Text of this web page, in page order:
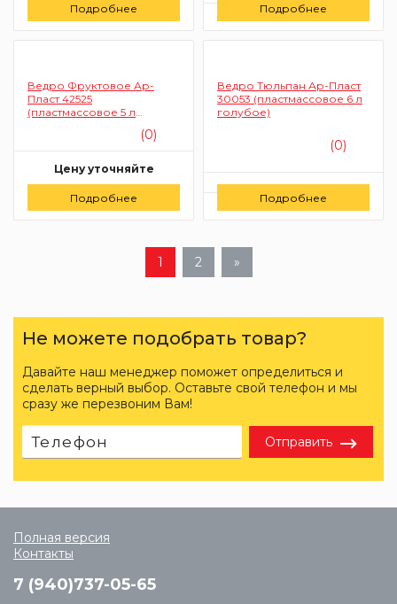
Заказать
Подробнее
Заказать
Подробнее
Ведро Фруктовое Ар-
Пласт 42525
(пластмассовое 5 л
(0)
Цену уточняйте
Заказать
Подробнее
Ведро Тюльпан Ар-Пласт
30053 (пластмассовое 6 л
голубое)
(0)
Заказать
Подробнее
1 2 »
Не можете подобрать товар?
Давайте наш менеджер поможет определиться и
сделать верный выбор. Оставьте свой телефон и мы
сразу же перезвоним Вам!
Отправить
Полная версия
Контакты
7 (940)737-05-65